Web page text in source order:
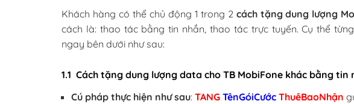
Khách hàng có thể chủ động 1 trong 2 cách tặng dung lượng
cách là: thao tác bằng tin nhắn, thao tác trực tuyến. Cụ thể
ngay bên dưới như sau:
1.1 Cách tặng dung lượng data cho TB MobiFone khác bằng tin
Cú pháp thực hiện như sau: TANG TênGóiCước ThuêBaoNhận